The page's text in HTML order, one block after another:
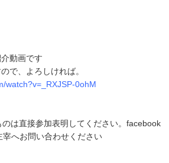
動画です
で、よろしければ。
watch?v=_RXJSP-0ohM
は直接参加表明してください。facebook
へお問い合わせください